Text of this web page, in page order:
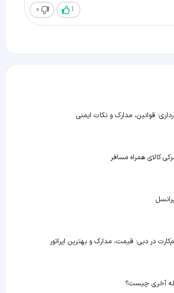
1
0
قوانین، مدارک و نکات ایمنی
کالای همراه مسافر
در دبی؛ قیمت، مدارک و بهترین اپراتور
آخری چیست؟